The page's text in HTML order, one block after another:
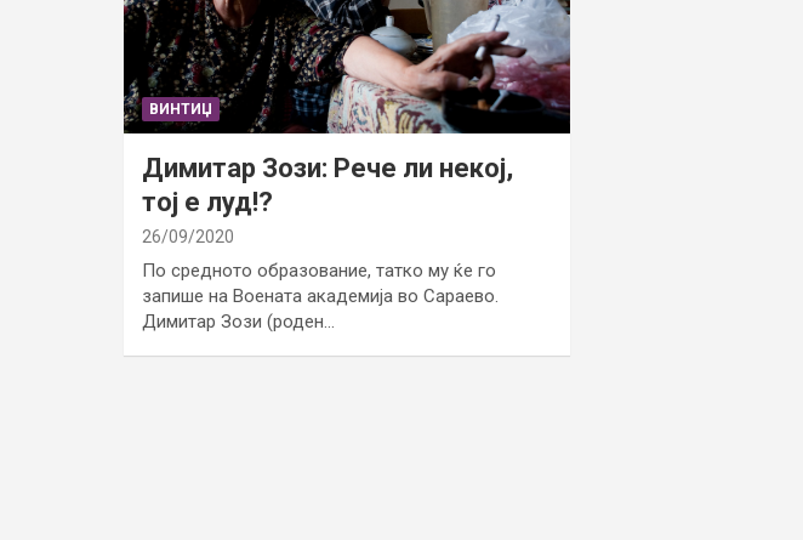
ВИНТИЏ
Димитар Зози: Рече ли некој,
тој е луд!?
26/09/2020
По средното образование, татко му ќе го
запише на Воената академија во Сараево.
Димитар Зози (роден…